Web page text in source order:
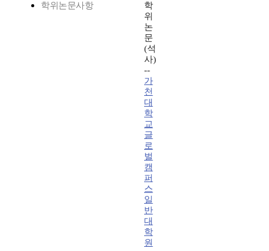
학위논문사항
학
위
논
문
(석
사)
--
가
천
대
학
교
글
로
벌
캠
퍼
스
일
반
대
학
원